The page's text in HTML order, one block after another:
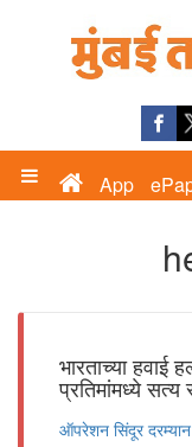
App
भारताच्या
प्रतिमांमध्ये सत्य
ऑपरेशन सिंदूर दरम्यान